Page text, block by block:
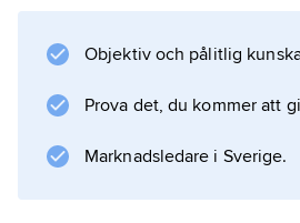
Objektiv och pålitlig
Prova det, du kommer att
Marknadsledare i Sverige.